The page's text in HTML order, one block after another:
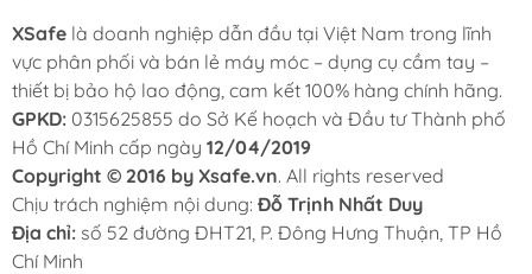
XSafe là doanh nghiệp dẫn đầu tại Việt Nam trong lĩnh
vực phân phối và bán lẻ máy móc – dụng cụ cầm tay –
thiết bị bảo hộ lao động, cam kết 100% hàng chính hãng.
GPKD: 0315625855 do Sở Kế hoạch và Đầu tư Thành phố
Hồ Chí Minh cấp ngày 12/04/2019
Copyright © 2016 by Xsafe.vn. All rights reserved
Chịu trách nghiệm nội dung: Đỗ Trịnh Nhất Duy
Địa chỉ: số 52 đường ĐHT21, P. Đông Hưng Thuận, TP Hồ
Chí Minh